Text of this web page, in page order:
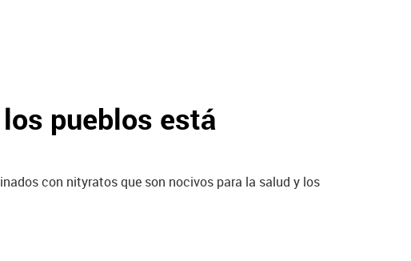
pueblos está
con nityratos que son nocivos para la salud y los